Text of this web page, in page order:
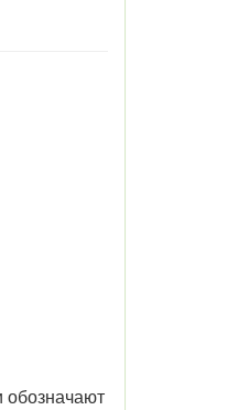
обозначают